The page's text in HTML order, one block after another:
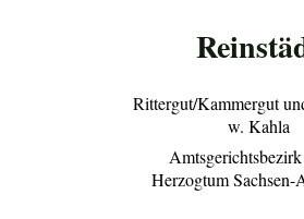
Rittergut/Kammergut
w. Kahla
Herzogtum Sachsen-